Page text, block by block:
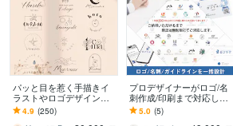
パッと目を惹く手描きイ
ラストやロゴデザイン致
します 温かみとナチュラ
ル可愛いロゴやデザイン
4.9 (250)
プロデザイナーがロゴ/名
刺作成/印刷まで対応しま
す 修正無制限｜ご提案に
ご満足頂けなければ料金
5.0 (5)